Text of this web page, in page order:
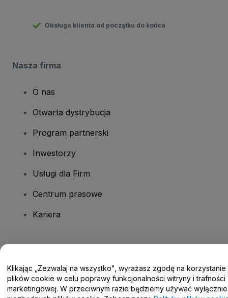
Obsługa klienta od początku do końca
Nasza firma
O nas
Otwarta dystrybucja
Program partnerski
Inwestorzy
Usługi dla Firm
Centrum prasowe
Kariera
Centrum pomocy / Skontaktuj się z nami
Klikając „Zezwalaj na wszystko", wyrażasz zgodę na korzystanie
plików cookie w celu poprawy funkcjonalności witryny i trafności
marketingowej. W przeciwnym razie będziemy używać wyłącznie